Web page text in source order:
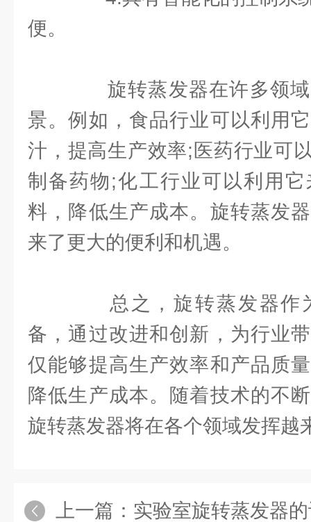
便。
旋转蒸发器在许多领域
景。例如，食品行业可以利用
汁，提高生产效率;医药行业可
制备药物;化工行业可以利用
料，降低生产成本。旋转蒸发
来了更大的便利和机遇。
总之，旋转蒸发器作
备，通过改进和创新，为行业
仅能够提高生产效率和产品质
降低生产成本。随着技术的不
旋转蒸发器将在各个领域发挥越
上一篇： 实验室旋转蒸发器